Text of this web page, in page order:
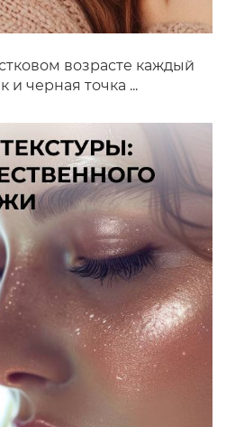
возрасте каждый
черная точка ...